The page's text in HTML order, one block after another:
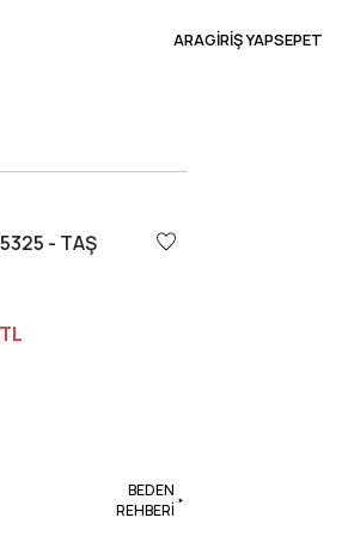
ARAGİRİŞ YAPSEPET
- TAŞ
BEDEN
REHBERİ